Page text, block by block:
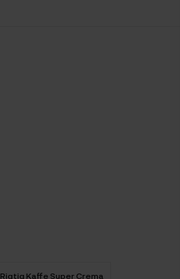
Rigtig Kaffe Super Crema